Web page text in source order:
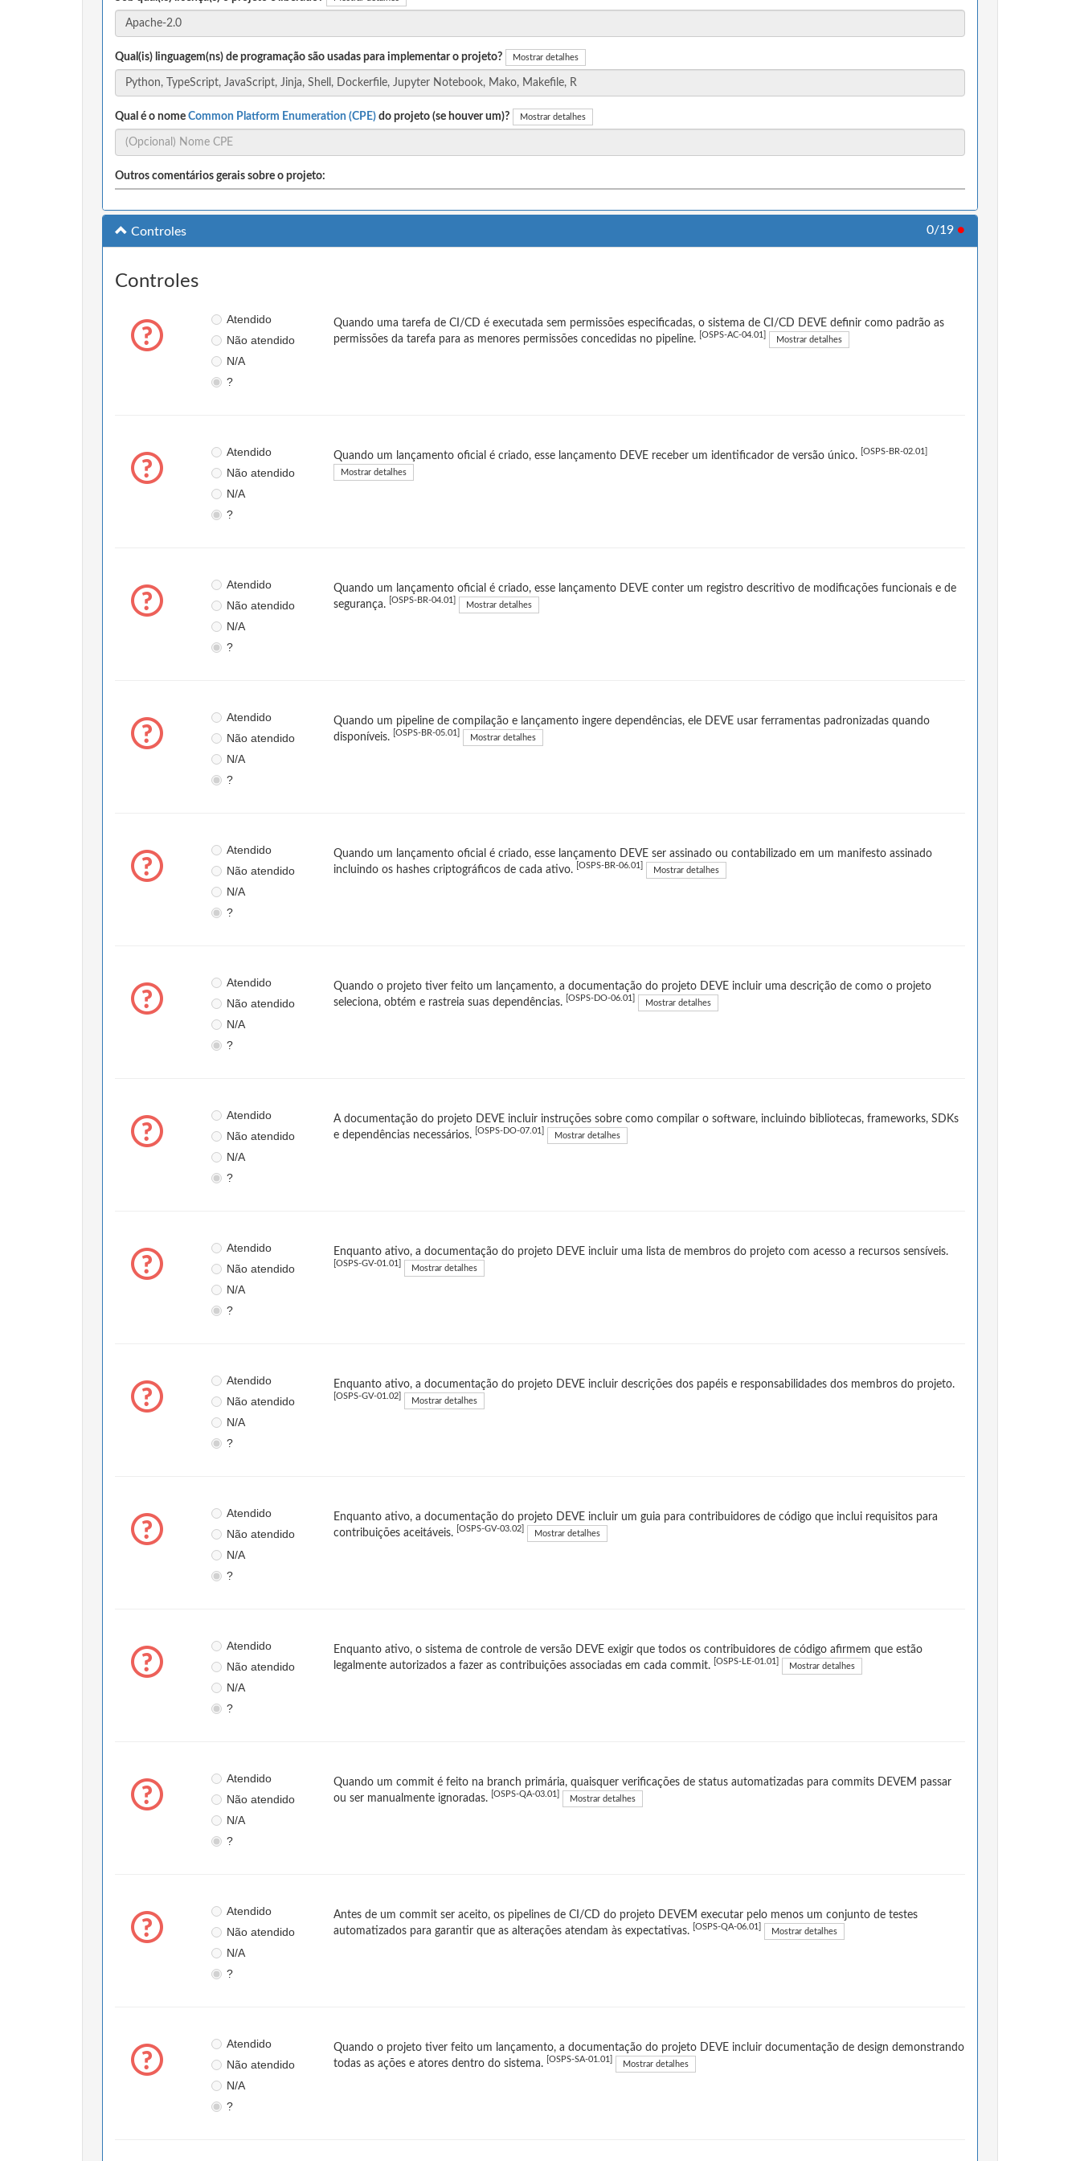
Qual(is) linguagem(ns) de programação são usadas para implementar o projeto? Mostrar detalhes
Qual é o nome Common Platform Enumeration (CPE) do projeto (se houver um)? Mostrar detalhes
Outros comentários gerais sobre o projeto:
Controles 0/19 ●
Controles
Atendido
Não atendido
N/A
?
Quando uma tarefa de CI/CD é executada sem permissões especificadas, o sistema de CI/CD DEVE definir como padrão as
permissões da tarefa para as menores permissões concedidas no pipeline.
[OSPS-AC-04.01] Mostrar detalhes
Atendido
Não atendido
N/A
?
Quando um lançamento oficial é criado, esse lançamento DEVE receber um identificador de versão único. [OSPS-BR-02.01]
Mostrar detalhes
Atendido
Não atendido
N/A
?
Quando um lançamento oficial é criado, esse lançamento DEVE conter um registro descritivo de modificações funcionais e de
segurança.
[OSPS-BR-04.01] Mostrar detalhes
Atendido
Não atendido
N/A
?
Quando um pipeline de compilação e lançamento ingere dependências, ele DEVE usar ferramentas padronizadas quando
disponíveis.
[OSPS-BR-05.01] Mostrar detalhes
Atendido
Não atendido
N/A
?
Quando um lançamento oficial é criado, esse lançamento DEVE ser assinado ou contabilizado em um manifesto assinado
incluindo os hashes criptográficos de cada ativo.
[OSPS-BR-06.01] Mostrar detalhes
Atendido
Não atendido
N/A
?
Quando o projeto tiver feito um lançamento, a documentação do projeto DEVE incluir uma descrição de como o projeto
seleciona, obtém e rastreia suas dependências.
[OSPS-DO-06.01] Mostrar detalhes
Atendido
Não atendido
N/A
?
A documentação do projeto DEVE incluir instruções sobre como compilar o software, incluindo bibliotecas, frameworks, SDKs
e dependências necessários.
[OSPS-DO-07.01] Mostrar detalhes
Atendido
Não atendido
N/A
?
Enquanto ativo, a documentação do projeto DEVE incluir uma lista de membros do projeto com acesso a recursos sensíveis.
[OSPS-GV-01.01] Mostrar detalhes
Atendido
Não atendido
N/A
?
Enquanto ativo, a documentação do projeto DEVE incluir descrições dos papéis e responsabilidades dos membros do projeto.
[OSPS-GV-01.02] Mostrar detalhes
Atendido
Não atendido
N/A
?
Enquanto ativo, a documentação do projeto DEVE incluir um guia para contribuidores de código que inclui requisitos para
contribuições aceitáveis.
[OSPS-GV-03.02] Mostrar detalhes
Atendido
Não atendido
N/A
?
Enquanto ativo, o sistema de controle de versão DEVE exigir que todos os contribuidores de código afirmem que estão
legalmente autorizados a fazer as contribuições associadas em cada commit.
[OSPS-LE-01.01] Mostrar detalhes
Atendido
Não atendido
N/A
?
Quando um commit é feito na branch primária, quaisquer verificações de status automatizadas para commits DEVEM passar
ou ser manualmente ignoradas.
[OSPS-QA-03.01] Mostrar detalhes
Atendido
Não atendido
N/A
?
Antes de um commit ser aceito, os pipelines de CI/CD do projeto DEVEM executar pelo menos um conjunto de testes
automatizados para garantir que as alterações atendam às expectativas.
[OSPS-QA-06.01] Mostrar detalhes
Atendido
Não atendido
N/A
?
Quando o projeto tiver feito um lançamento, a documentação do projeto DEVE incluir documentação de design demonstrando
todas as ações e atores dentro do sistema.
[OSPS-SA-01.01] Mostrar detalhes